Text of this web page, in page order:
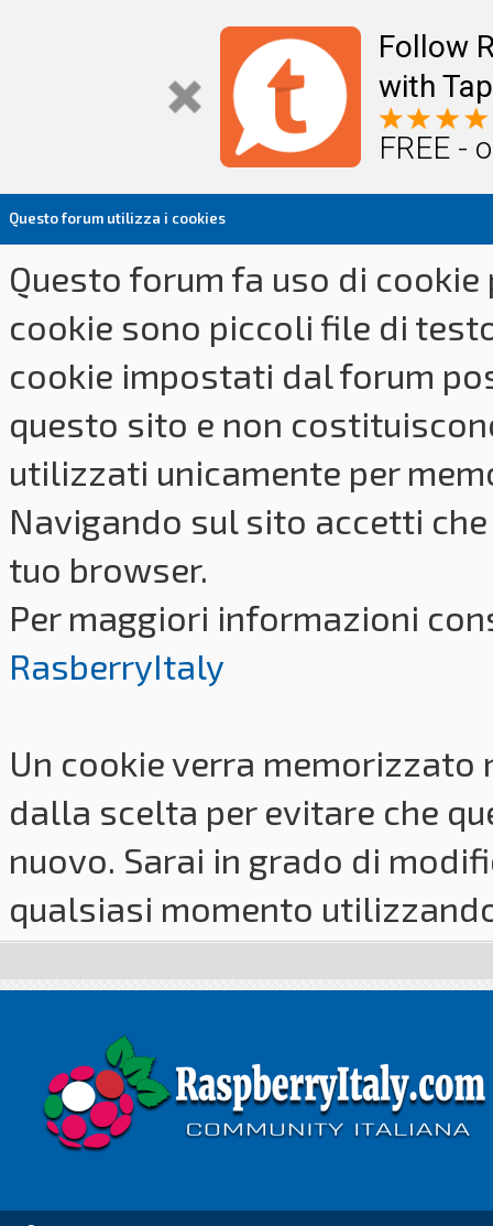
Follow
with
FREE -
Questo forum utilizza i cookies
Questo forum fa uso di
cookie sono piccoli file di
cookie impostati dal forum
questo sito e non
utilizzati unicamente per
Navigando sul sito accetti
tuo browser.
Per maggiori informazioni
RasberryItaly
Un cookie verra
dalla scelta per evitare che
nuovo. Sarai in grado di
qualsiasi momento